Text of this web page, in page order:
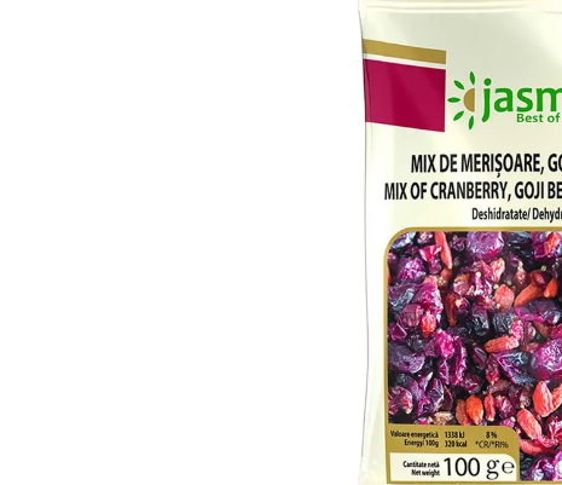
apa plata
cafea boabe
hartie igienica
garden star